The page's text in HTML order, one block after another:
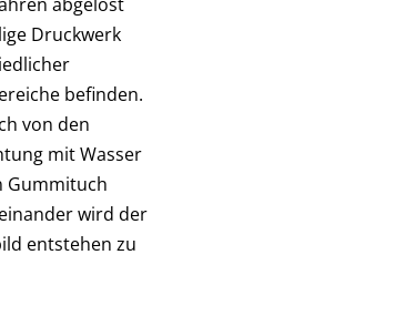
Druckwerk
befinden.
von den
mit Wasser
Gummituch
wird der
entstehen zu